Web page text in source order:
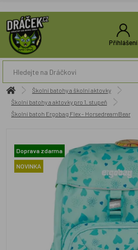
Přihlášení
Školní batohy a školní aktovky
Školní batohy a aktovky pro 1. stupeň
Školní batoh Ergobag Flex - HorsedreamBear
Doprava zdarma
NOVINKA